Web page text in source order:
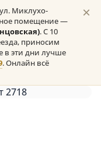
Миклухо-
помещение —
. С 10
приносим
в эти дни лучше
. Онлайн всё
×